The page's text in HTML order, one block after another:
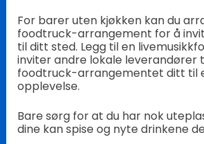
For barer uten kjøkken kan du
foodtruck-arrangement for å
til ditt sted. Legg til en
inviter andre lokale leverandører
foodtruck-arrangementet ditt til
opplevelse.
Bare sørg for at du har nok
dine kan spise og nyte drinkene